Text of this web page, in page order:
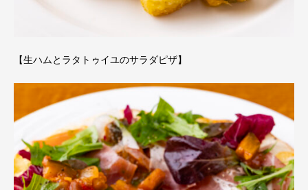
【生ハムとラタトゥイユのサラダピザ】